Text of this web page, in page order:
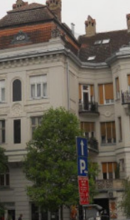
Beograd
Niš
Srebrno jezero
Prolom Banja
Užice
Smederevo
Čačak